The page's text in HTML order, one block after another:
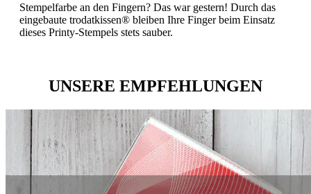
Stempelfarbe an den Fingern? Das war gestern! Durch das
eingebaute trodatkissen® bleiben Ihre Finger beim Einsatz
dieses Printy-Stempels stets sauber.
UNSERE EMPFEHLUNGEN